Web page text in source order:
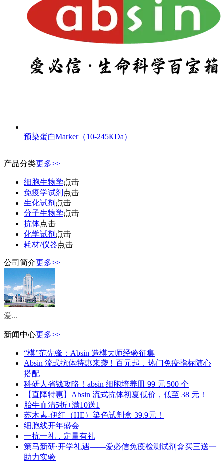
预染蛋白Marker（10-245KDa）
产品分类更多>>
细胞生物学点击
免疫学试剂 点击
生化试剂 点击
分子生物学点击
抗体点击
化学试剂 点击
耗材/仪器点击
公司简介更多>>
爱...
新闻中心更多>>
“模”范先锋：Absin 造模大师经验征集
Absin 流式抗体特惠来袭！百元起，热门免疫指标随心
搭配
科研人省钱攻略！absin 细胞培养皿 99 元 500 个
【直降特惠】Absin 流式抗体初夏低价，低至 38 元！
胎牛血清5折+满10送1
苏木素-伊红（HE）染色试剂盒 39.9元！
细胞线开年盛会
一抗一礼，定量有礼
策马新研·开学礼遇——爱必信免疫检测试剂盒买三送一
助力实验